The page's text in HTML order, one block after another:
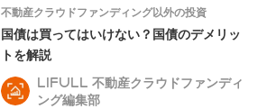
不動産クラウドファンディング以外の投資
国債は買ってはいけない？国債のデメリッ
トを解説
LIFULL 不動産クラウドファンディ
ング編集部